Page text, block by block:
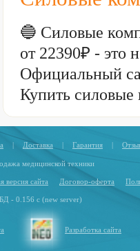
🔵 Силовые
от 22390₽ -
Официальный
Купить
| Доставка | Гарантия |
медицинской техники
версия сайта Договор-оферта
- 0.156 с (new server)
Разработка сайта